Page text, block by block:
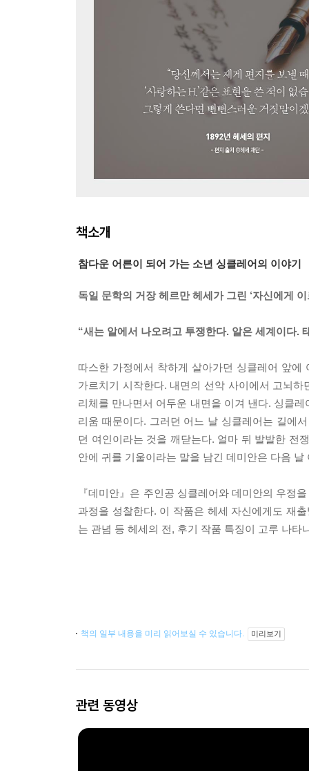
책소개
참다운 어른이 되어 가는 소년 싱클레어의 이야기
독일 문학의 거장 헤르만 헤세가 그린 ‘자신에게 이
“새는 알에서 나오려고 투쟁한다. 알은 세계이다.
따스한 가정에서 착하게 살아가던 싱클레어 앞
가르치기 시작한다. 내면의 선악 사이에서 고뇌
리체를 만나면서 어두운 내면을 이겨 낸다. 싱클
리움 때문이다. 그러던 어느 날 싱클레어는 길에
던 여인이라는 것을 깨닫는다. 얼마 뒤 발발한 전
안에 귀를 기울이라는 말을 남긴 데미안은 다음 날
『데미안』은 주인공 싱클레어와 데미안의 우정
과정을 성찰한다. 이 작품은 헤세 자신에게도 재
는 관념 등 헤세의 전, 후기 작품 특징이 고루 나타
책의 일부 내용을 미리 읽어보실 수 있습니다. 미리보기
관련 동영상